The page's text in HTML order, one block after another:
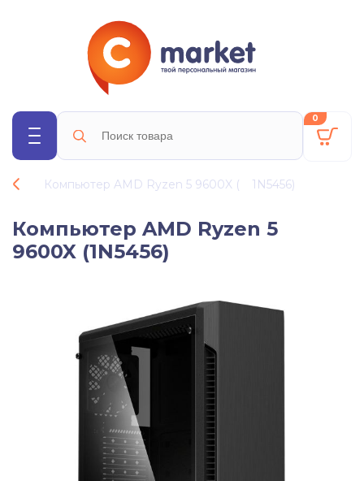
0
Компьютер AMD Ryzen 5 9600X ( 1N5456)
Компьютер AMD Ryzen 5
9600X (1N5456)